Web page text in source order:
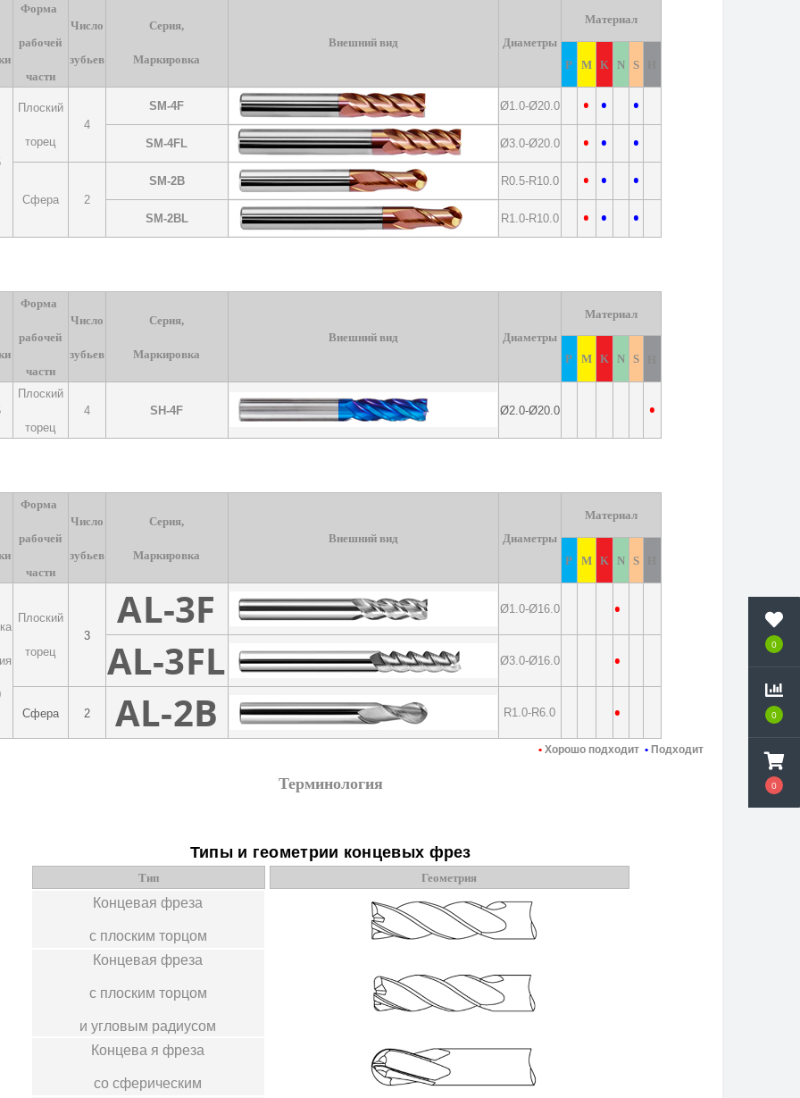
0
0
0
Форма
рабочей
части
Число
зубьев
Серия,
Маркировка
Внешний вид Диаметры
Материал
P M K N S
Плоский
торец
4
SM-4F Ø1.0-Ø20.0 • • •
SM-4FL Ø3.0-Ø20.0 • • •
Сфера 2
SM-2B R0.5-R10.0 • • •
SM-2BL R1.0-R10.0 • • •
Форма
рабочей
части
Число
зубьев
Серия,
Маркировка
Внешний вид Диаметры
Материал
P M K N S
Плоский
торец
4 SH-4F Ø2.0-Ø20.0 •
Форма
рабочей
части
Число
зубьев
Серия,
Маркировка
Внешний вид Диаметры
Материал
P M K N S
Плоский
торец
3
AL-3F Ø1.0-Ø16.0 •
AL-3FL Ø3.0-Ø16.0 •
Сфера 2 AL-2B R1.0-R6.0 •
• Хорошо подходит • Подходит
Терминология
Типы и геометрии концевых фрез
Тип Геометрия
Концевая фреза
с плоским торцом
Концевая фреза
с плоским торцом
и угловым радиусом
Концева я фреза
со сферическим